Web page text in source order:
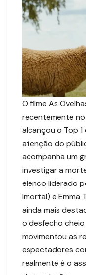
O filme As
recentemente no
alcançou o Top
atenção do
acompanha um
investigar a
elenco liderado
Imortal) e Emma
ainda mais
o desfecho
movimentou as
espectadores
realmente é o